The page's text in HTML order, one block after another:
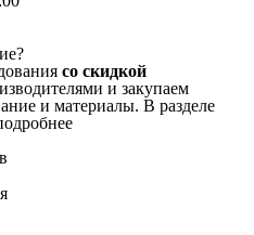
со скидкой
и закупаем
и материалы. В разделе